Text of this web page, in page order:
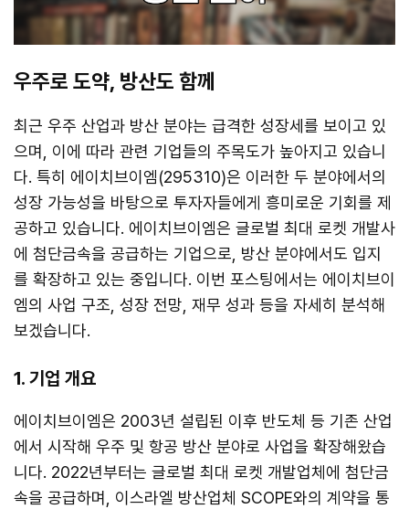
우주로 도약, 방산도 함께
최근 우주 산업과 방산 분야는 급격한 성장세를 보이고 있
으며, 이에 따라 관련 기업들의 주목도가 높아지고 있습니
다. 특히 에이치브이엠(295310)은 이러한 두 분야에서의
성장 가능성을 바탕으로 투자자들에게 흥미로운 기회를 제
공하고 있습니다. 에이치브이엠은 글로벌 최대 로켓 개발사
에 첨단금속을 공급하는 기업으로, 방산 분야에서도 입지
를 확장하고 있는 중입니다. 이번 포스팅에서는 에이치브이
엠의 사업 구조, 성장 전망, 재무 성과 등을 자세히 분석해
보겠습니다.
1. 기업 개요
에이치브이엠은 2003년 설립된 이후 반도체 등 기존 산업
에서 시작해 우주 및 항공 방산 분야로 사업을 확장해왔습
니다. 2022년부터는 글로벌 최대 로켓 개발업체에 첨단금
속을 공급하며, 이스라엘 방산업체 SCOPE와의 계약을 통